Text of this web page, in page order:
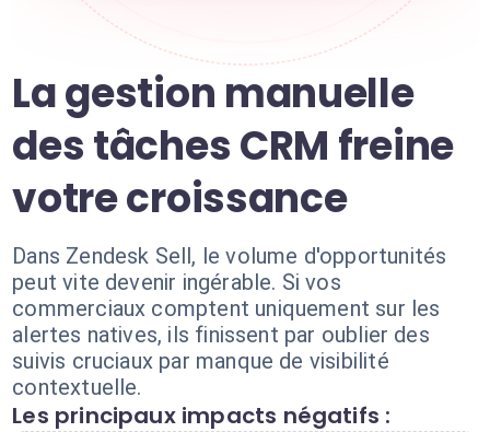
La gestion manuelle
des tâches CRM freine
votre croissance
Dans Zendesk Sell, le volume d'opportunités
peut vite devenir ingérable. Si vos
commerciaux comptent uniquement sur les
alertes natives, ils finissent par oublier des
suivis cruciaux par manque de visibilité
contextuelle.
Les principaux impacts négatifs :